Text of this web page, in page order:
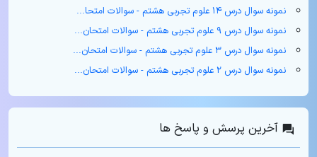
نمونه سوال درس ۱۴ علوم تجربی هشتم - سوالات امتحا...
نمونه سوال درس ۹ علوم تجربی هشتم - سوالات امتحان...
نمونه سوال درس ۳ علوم تجربی هشتم - سوالات امتحان...
نمونه سوال درس ۲ علوم تجربی هشتم - سوالات امتحان...
آخرین پرسش و پاسخ ها